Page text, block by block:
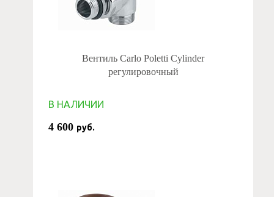
Вентиль Carlo Poletti Cylinder
регулировочный
В НАЛИЧИИ
4 600 руб.